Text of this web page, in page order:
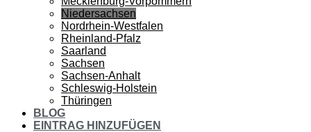
Niedersachsen
Nordrhein-Westfalen
Rheinland-Pfalz
Saarland
Sachsen
Sachsen-Anhalt
Schleswig-Holstein
Thüringen
BLOG
EINTRAG HINZUFÜGEN